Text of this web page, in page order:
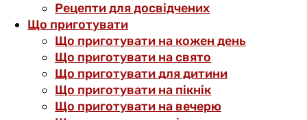
Рецепти для досвідчених
Що приготувати
Що приготувати на кожен день
Що приготувати на свято
Що приготувати для дитини
Що приготувати на пікнік
Що приготувати на вечерю